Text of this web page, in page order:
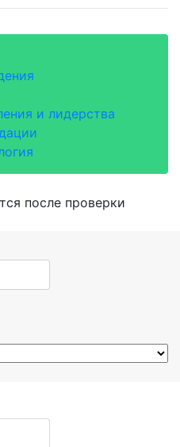
и лидерства
после проверки